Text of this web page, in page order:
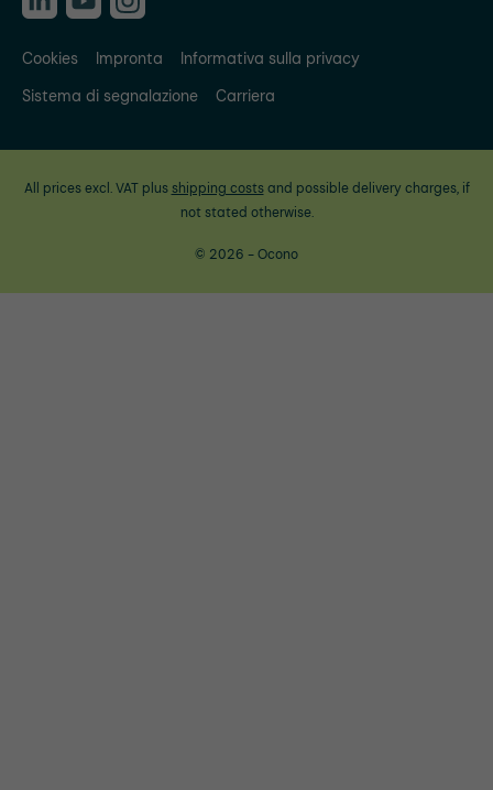
Cookies Impronta
Informativa sulla privacy
Sistema di segnalazione
Carriera
All prices excl. VAT plus shipping costsand possible delivery charges, if
not stated otherwise.
© 2026 - Ocono